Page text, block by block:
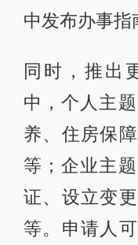
中发布办事指
同时，推出
中，个人主
养、住房保
等；企业主
证、设立变
等。申请人